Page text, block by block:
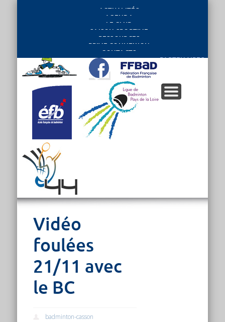
ACTUALITÉS
AGENDA
LE CLUB
SAISON SPORTIVE
RESSOURCES
PRIVE CONNEXION
CONTACTS
PARTENAIRES
Vidéo
foulées
21/11 avec
le BC
badminton-casson